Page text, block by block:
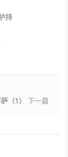
持
（1）
下一篇